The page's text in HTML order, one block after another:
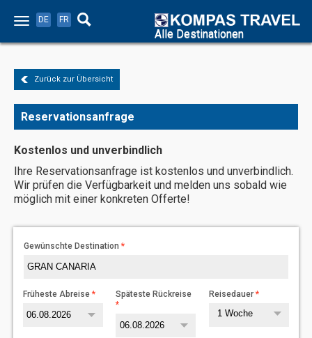
DE FR
Alle Destinationen
Zurück zur Übersicht
Reservationsanfrage
Kostenlos und unverbindlich
Ihre Reservationsanfrage ist kostenlos und unverbindlich.
Wir prüfen die Verfügbarkeit und melden uns sobald wie
möglich mit einer konkreten Offerte!
Gewünschte Destination
Früheste Abreise Späteste Rückreise Reisedauer
1 Woche